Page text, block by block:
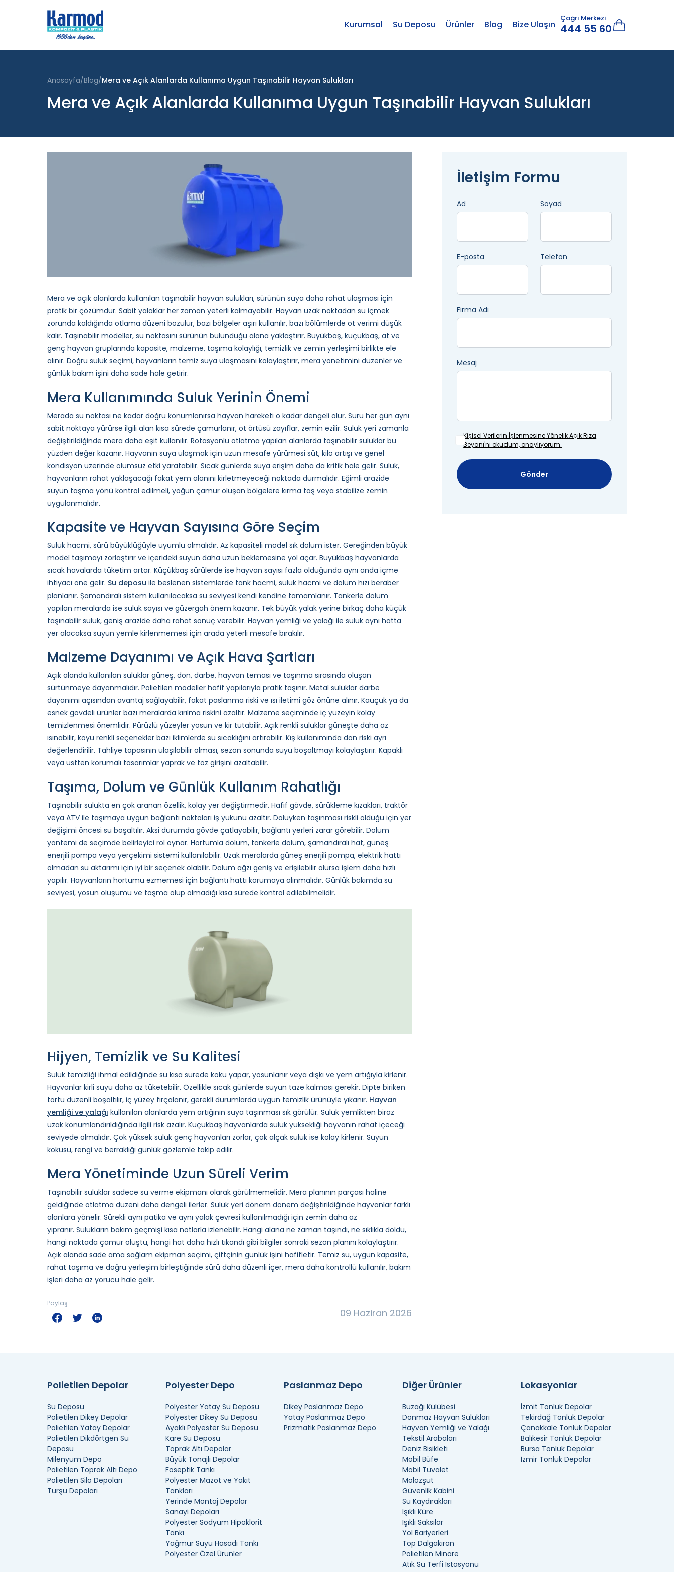
Kurumsal Su Deposu Ürünler Blog Bize Ulaşın
Çağrı Merkezi
444 55 60
Anasayfa Blog Mera ve Açık Alanlarda Kullanıma Uygun Taşınabilir Hayvan Sulukları
Mera ve Açık Alanlarda Kullanıma Uygun Taşınabilir Hayvan Sulukları
Mera ve açık alanlarda kullanılan taşınabilir hayvan sulukları, sürünün suya daha rahat ulaşması için
pratik bir çözümdür. Sabit yalaklar her zaman yeterli kalmayabilir. Hayvan uzak noktadan su içmek
zorunda kaldığında otlama düzeni bozulur, bazı bölgeler aşırı kullanılır, bazı bölümlerde ot verimi düşük
kalır. Taşınabilir modeller, su noktasını sürünün bulunduğu alana yaklaştırır. Büyükbaş, küçükbaş, at ve
genç hayvan gruplarında kapasite, malzeme, taşıma kolaylığı, temizlik ve zemin yerleşimi birlikte ele
alınır. Doğru suluk seçimi, hayvanların temiz suya ulaşmasını kolaylaştırır, mera yönetimini düzenler ve
günlük bakım işini daha sade hale getirir.
Mera Kullanımında Suluk Yerinin Önemi
Merada su noktası ne kadar doğru konumlanırsa hayvan hareketi o kadar dengeli olur. Sürü her gün aynı
sabit noktaya yürürse ilgili alan kısa sürede çamurlanır, ot örtüsü zayıflar, zemin ezilir. Suluk yeri zamanla
değiştirildiğinde mera daha eşit kullanılır. Rotasyonlu otlatma yapılan alanlarda taşınabilir suluklar bu
yüzden değer kazanır. Hayvanın suya ulaşmak için uzun mesafe yürümesi süt, kilo artışı ve genel
kondisyon üzerinde olumsuz etki yaratabilir. Sıcak günlerde suya erişim daha da kritik hale gelir. Suluk,
hayvanların rahat yaklaşacağı fakat yem alanını kirletmeyeceği noktada durmalıdır. Eğimli arazide
suyun taşma yönü kontrol edilmeli, yoğun çamur oluşan bölgelere kırma taş veya stabilize zemin
uygulanmalıdır.
Kapasite ve Hayvan Sayısına Göre Seçim
Suluk hacmi, sürü büyüklüğüyle uyumlu olmalıdır. Az kapasiteli model sık dolum ister. Gereğinden büyük
model taşımayı zorlaştırır ve içerideki suyun daha uzun beklemesine yol açar. Büyükbaş hayvanlarda
sıcak havalarda tüketim artar. Küçükbaş sürülerde ise hayvan sayısı fazla olduğunda aynı anda içme
ihtiyacı öne gelir. Su deposu ile beslenen sistemlerde tank hacmi, suluk hacmi ve dolum hızı beraber
planlanır. Şamandıralı sistem kullanılacaksa su seviyesi kendi kendine tamamlanır. Tankerle dolum
yapılan meralarda ise suluk sayısı ve güzergah önem kazanır. Tek büyük yalak yerine birkaç daha küçük
taşınabilir suluk, geniş arazide daha rahat sonuç verebilir. Hayvan yemliği ve yalağı ile suluk aynı hatta
yer alacaksa suyun yemle kirlenmemesi için arada yeterli mesafe bırakılır.
Malzeme Dayanımı ve Açık Hava Şartları
Açık alanda kullanılan suluklar güneş, don, darbe, hayvan teması ve taşınma sırasında oluşan
sürtünmeye dayanmalıdır. Polietilen modeller hafif yapılarıyla pratik taşınır. Metal suluklar darbe
dayanımı açısından avantaj sağlayabilir, fakat paslanma riski ve ısı iletimi göz önüne alınır. Kauçuk ya da
esnek gövdeli ürünler bazı meralarda kırılma riskini azaltır. Malzeme seçiminde iç yüzeyin kolay
temizlenmesi önemlidir. Pürüzlü yüzeyler yosun ve kir tutabilir. Açık renkli suluklar güneşte daha az
ısınabilir, koyu renkli seçenekler bazı iklimlerde su sıcaklığını artırabilir. Kış kullanımında don riski ayrı
değerlendirilir. Tahliye tapasının ulaşılabilir olması, sezon sonunda suyu boşaltmayı kolaylaştırır. Kapaklı
veya üstten korumalı tasarımlar yaprak ve toz girişini azaltabilir.
Taşıma, Dolum ve Günlük Kullanım Rahatlığı
Taşınabilir sulukta en çok aranan özellik, kolay yer değiştirmedir. Hafif gövde, sürükleme kızakları, traktör
veya ATV ile taşımaya uygun bağlantı noktaları iş yükünü azaltır. Doluyken taşınması riskli olduğu için yer
değişimi öncesi su boşaltılır. Aksi durumda gövde çatlayabilir, bağlantı yerleri zarar görebilir. Dolum
yöntemi de seçimde belirleyici rol oynar. Hortumla dolum, tankerle dolum, şamandıralı hat, güneş
enerjili pompa veya yerçekimi sistemi kullanılabilir. Uzak meralarda güneş enerjili pompa, elektrik hattı
olmadan su aktarımı için iyi bir seçenek olabilir. Dolum ağzı geniş ve erişilebilir olursa işlem daha hızlı
yapılır. Hayvanların hortumu ezmemesi için bağlantı hattı korumaya alınmalıdır. Günlük bakımda su
seviyesi, yosun oluşumu ve taşma olup olmadığı kısa sürede kontrol edilebilmelidir.
Hijyen, Temizlik ve Su Kalitesi
Suluk temizliği ihmal edildiğinde su kısa sürede koku yapar, yosunlanır veya dışkı ve yem artığıyla kirlenir.
Hayvanlar kirli suyu daha az tüketebilir. Özellikle sıcak günlerde suyun taze kalması gerekir. Dipte biriken
tortu düzenli boşaltılır, iç yüzey fırçalanır, gerekli durumlarda uygun temizlik ürünüyle yıkanır. Hayvan
yemliği ve yalağı kullanılan alanlarda yem artığının suya taşınması sık görülür. Suluk yemlikten biraz
uzak konumlandırıldığında ilgili risk azalır. Küçükbaş hayvanlarda suluk yüksekliği hayvanın rahat içeceği
seviyede olmalıdır. Çok yüksek suluk genç hayvanları zorlar, çok alçak suluk ise kolay kirlenir. Suyun
kokusu, rengi ve berraklığı günlük gözlemle takip edilir.
Mera Yönetiminde Uzun Süreli Verim
Taşınabilir suluklar sadece su verme ekipmanı olarak görülmemelidir. Mera planının parçası haline
geldiğinde otlatma düzeni daha dengeli ilerler. Suluk yeri dönem dönem değiştirildiğinde hayvanlar farklı
alanlara yönelir. Sürekli aynı patika ve aynı yalak çevresi kullanılmadığı için zemin daha az
yıpranır. Sulukların bakım geçmişi kısa notlarla izlenebilir. Hangi alana ne zaman taşındı, ne sıklıkla doldu,
hangi noktada çamur oluştu, hangi hat daha hızlı tıkandı gibi bilgiler sonraki sezon planını kolaylaştırır.
Açık alanda sade ama sağlam ekipman seçimi, çiftçinin günlük işini hafifletir. Temiz su, uygun kapasite,
rahat taşıma ve doğru yerleşim birleştiğinde sürü daha düzenli içer, mera daha kontrollü kullanılır, bakım
işleri daha az yorucu hale gelir.
09 Haziran 2026
Paylaş
İletişim Formu
Ad Soyad
E-posta Telefon
Firma Adı
Mesaj
Kişisel Verilerin İşlenmesineYönelik Açık Rıza
Beyanı'nı okudum, onaylıyorum.
Gönder
Polietilen Depolar
Su Deposu
Polietilen Dikey Depolar
Polietilen Yatay Depolar
Polietilen Dikdörtgen Su
Deposu
Milenyum Depo
Polietilen Toprak Altı Depo
Polietilen Silo Depoları
Turşu Depoları
Polyester Depo
Polyester Yatay Su Deposu
Polyester Dikey Su Deposu
Ayaklı Polyester Su Deposu
Kare Su Deposu
Toprak Altı Depolar
Büyük Tonajlı Depolar
Foseptik Tankı
Polyester Mazot ve Yakıt
Tankları
Yerinde Montaj Depolar
Sanayi Depoları
Polyester Sodyum Hipoklorit
Tankı
Yağmur Suyu Hasadı Tankı
Polyester Özel Ürünler
Paslanmaz Depo
Dikey Paslanmaz Depo
Yatay Paslanmaz Depo
Prizmatik Paslanmaz Depo
Diğer Ürünler
Buzağı Kulübesi
Donmaz Hayvan Sulukları
Hayvan Yemliği ve Yalağı
Tekstil Arabaları
Deniz Bisikleti
Mobil Büfe
Mobil Tuvalet
Molozşut
Güvenlik Kabini
Su Kaydırakları
Işıklı Küre
Işıklı Saksılar
Yol Bariyerleri
Top Dalgakıran
Polietilen Minare
Atık Su Terfi İstasyonu
Lokasyonlar
İzmit Tonluk Depolar
Tekirdağ Tonluk Depolar
Çanakkale Tonluk Depolar
Balıkesir Tonluk Depolar
Bursa Tonluk Depolar
İzmir Tonluk Depolar